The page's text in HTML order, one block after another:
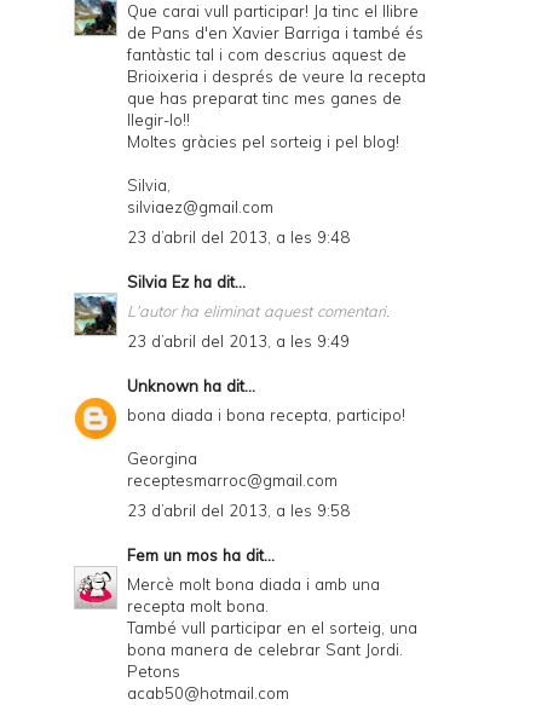
Que carai vull participar! Ja tinc el llibre
de Pans d'en Xavier Barriga i també és
fantàstic tal i com descrius aquest de
Brioixeria i després de veure la recepta
que has preparat tinc mes ganes de
llegir-lo!!
Moltes gràcies pel sorteig i pel blog!
Silvia,
silviaez@gmail.com
23 d’abril del 2013, a les 9:48
Silvia Ez ha dit...
L'autor ha eliminat aquest comentari.
23 d’abril del 2013, a les 9:49
Unknown ha dit...
bona diada i bona recepta, participo!
Georgina
receptesmarroc@gmail.com
23 d’abril del 2013, a les 9:58
Fem un mos ha dit...
Mercè molt bona diada i amb una
recepta molt bona.
També vull participar en el sorteig, una
bona manera de celebrar Sant Jordi.
Petons
acab50@hotmail.com